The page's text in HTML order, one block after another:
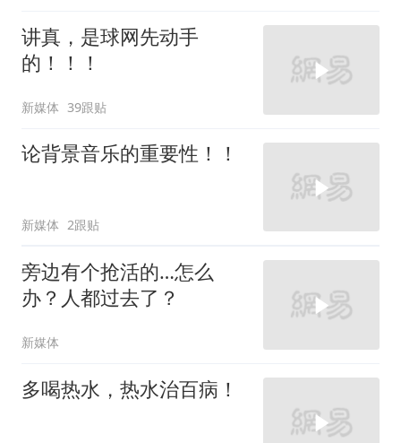
讲真，是球网先动手
的！！！
新媒体 39跟贴
论背景音乐的重要性！！
新媒体 2跟贴
旁边有个抢活的…怎么
办？人都过去了？
新媒体
多喝热水，热水治百病！